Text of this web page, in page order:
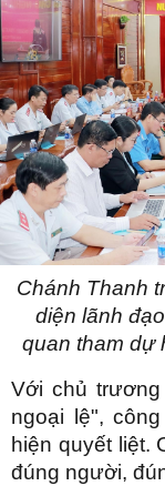
Chánh Thanh
diện lãnh
quan tham dự
Với chủ
ngoại lệ",
hiện quyết liệt.
đúng người,